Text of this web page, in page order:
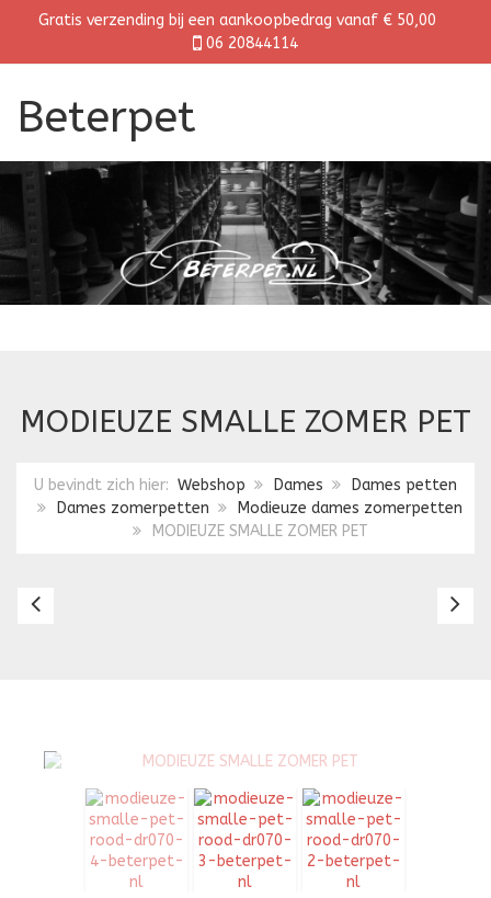
Gratis verzending bij een aankoopbedrag vanaf € 50,00
06 20844114
Beterpet
MODIEUZE SMALLE ZOMER PET
U bevindt zich hier: Webshop Dames
Dames petten
Dames zomerpetten
Modieuze dames zomerpetten
MODIEUZE SMALLE ZOMER PET
MODIEUZE